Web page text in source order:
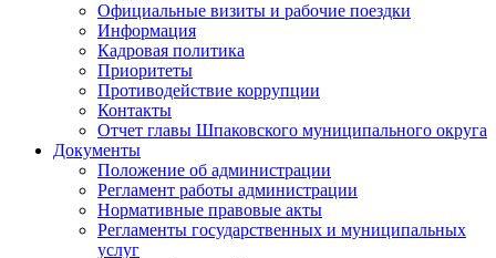
Официальные визиты и рабочие поездки
Информация
Кадровая политика
Приоритеты
Противодействие коррупции
Контакты
Отчет главы Шпаковского муниципального округа
Документы
Положение об администрации
Регламент работы администрации
Нормативные правовые акты
Регламенты государственных и муниципальных
услуг